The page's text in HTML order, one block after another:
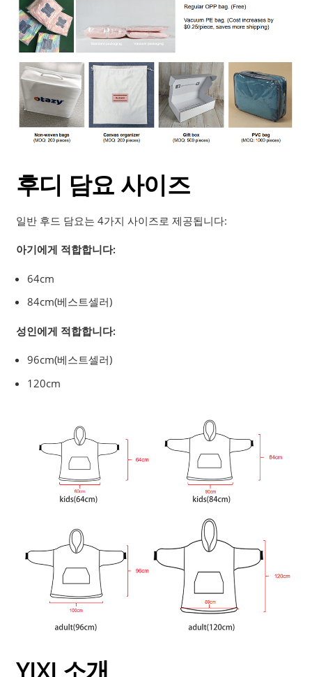
후디 담요 사이즈
일반 후드 담요는 4가지 사이즈로 제공됩니다:
아기에게 적합합니다:
64cm
84cm(베스트셀러)
성인에게 적합합니다:
96cm(베스트셀러)
120cm
YIXI 소개